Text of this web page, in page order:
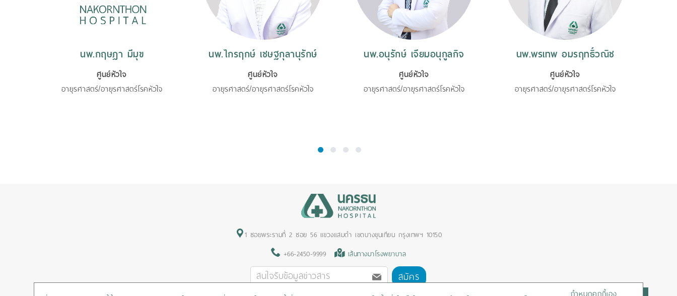
นพ.กฤษฎา มีมุข
ศูนย์หัวใจ
อายุรศาสตร์/อายุรศาสตร์โรคหัวใจ
นพ.ไกรฤกษ์ เชษฐกุลานุรักษ์
ศูนย์หัวใจ
อายุรศาสตร์/อายุรศาสตร์โรคหัวใจ
นพ.อนุรักษ์ เจียมอนุกูลกิจ
ศูนย์หัวใจ
อายุรศาสตร์/อายุรศาสตร์โรคหัวใจ
นพ.พรเทพ อมรฤทธิ์วณิช
ศูนย์หัวใจ
อายุรศาสตร์/อายุรศาสตร์โรคหัวใจ
1 2 3 4
1 ซอยพระรามที่ 2 ซอย 56 แขวงแสมดำ เขตบางขุนเทียน กรุงเทพฯ 10150
+66-2450-9999
เส้นทางมาโรงพยาบาล
สมัคร